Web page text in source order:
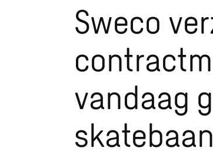
Sweco
vandaag